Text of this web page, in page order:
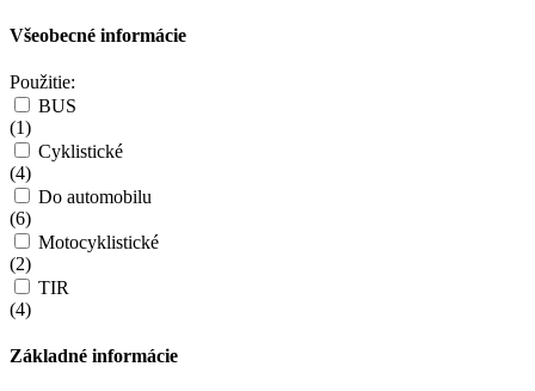
Všeobecné informácie
Použitie:
BUS
(1)
Cyklistické
(4)
Do automobilu
(6)
Motocyklistické
(2)
TIR
(4)
Základné informácie